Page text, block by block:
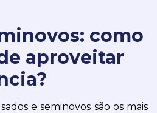
como
aproveitar
e seminovos são os mais